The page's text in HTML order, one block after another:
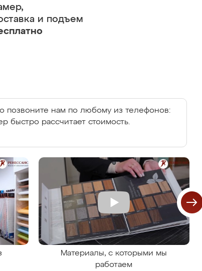
и подъем
позвоните нам по любому из телефонов:
быстро рассчитает стоимость.
Материалы, с которыми мы
работаем